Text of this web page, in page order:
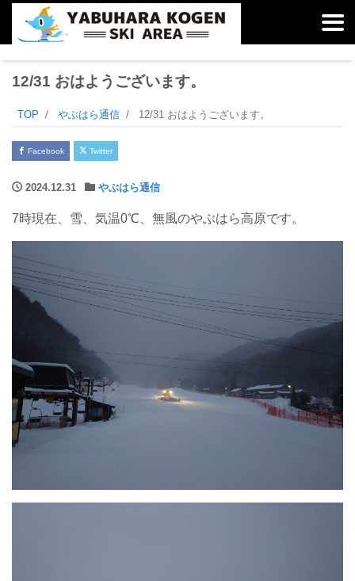
12/31 おはようございます。
TOP やぶはら通信 12/31 おはようございます。
Facebook Twitter
2024.12.31 やぶはら通信
7時現在、雪、気温0℃、無風のやぶはら高原です。